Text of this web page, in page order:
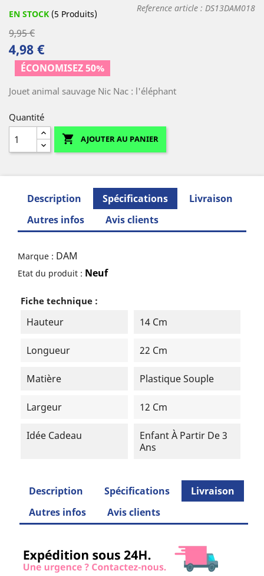
EN STOCK (5 Produits)
Reference article : DS13DAM018
9,95 €
4,98 €
ÉCONOMISEZ 50%
Jouet animal sauvage Nic Nac : l'éléphant
Quantité
 AJOUTER AU PANIER
Description Spécifications
Livraison
Autres infos
Avis clients
Marque : DAM
Etat du produit : Neuf
Fiche technique :
Hauteur 14 Cm
Longueur 22 Cm
Matière Plastique Souple
Largeur 12 Cm
Idée Cadeau
Enfant À Partir De 3
Ans
Description Spécifications
Livraison
Autres infos
Avis clients